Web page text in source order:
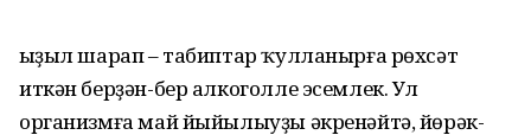
Ҡыҙыл шарап – табиптар ҡулланырға рөхсәт
иткән берҙән-бер алкоголле эсемлек. Ул
организмға май йыйылыуҙы әкренәйтә, йөрәк-